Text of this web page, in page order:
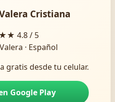
Cristiana
4.8 / 5
· Español
gratis desde tu celular.
Google Play